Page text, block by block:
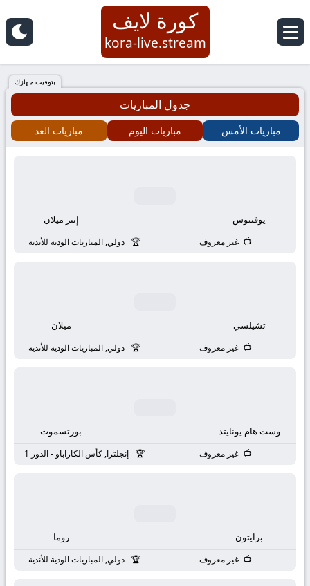
كورة
لايف
|
koora
مباريات
مباشر
live
كورة لايف
kora-live.stream
بتوقيت جهازك
جدول المباريات
مباريات الأمس مباريات اليوم مباريات الغد
يوفنتوس إنتر ميلان
غير معروف دولي, المباريات الودية للأندية
تشيلسي ميلان
غير معروف دولي, المباريات الودية للأندية
وست هام يونايتد بورتسموث
غير معروف إنجلترا, كأس الكاراباو - الدور 1
برايتون روما
غير معروف دولي, المباريات الودية للأندية